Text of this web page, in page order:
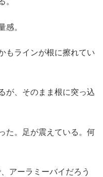
感。
もラインが根に擦れてい
が、そのまま根に突っ込
た。足が震えている。何
アーラミーバイだろう